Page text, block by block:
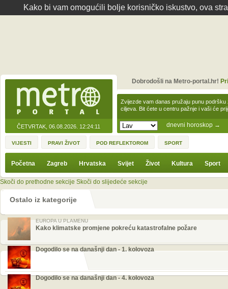
Kako bi vam omogućili bolje korisničko iskustvo, ova
ČETVRTAK, 06.08.2026. 12:24:11 dnevni horoskop →
Zvijezde vam danas pružaju punu
ciljeva. Bit ćete u centru pažnje i vaši će
Dobrodošli na Metro-portal.hr!
VIJESTI PRAVI ŽIVOT POD REFLEKTOROM SPORT
Početna Zagreb Hrvatska Svijet Život Kultura Sport
Skoči do prethodne sekcije Skoči do slijedeće sekcije
Ostalo iz kategorije
EUROPA U PLAMENU
Kako klimatske promjene pokreću katastrofalne požare
Dogodilo se na današnji dan - 1. kolovoza
Dogodilo se na današnji dan - 4. kolovoza